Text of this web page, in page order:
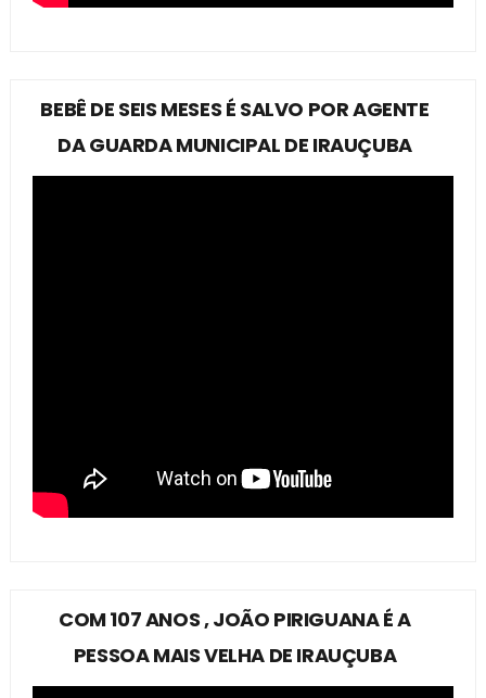
BEBÊ DE SEIS MESES É SALVO POR AGENTE
DA GUARDA MUNICIPAL DE IRAUÇUBA
COM 107 ANOS , JOÃO PIRIGUANA É A
PESSOA MAIS VELHA DE IRAUÇUBA